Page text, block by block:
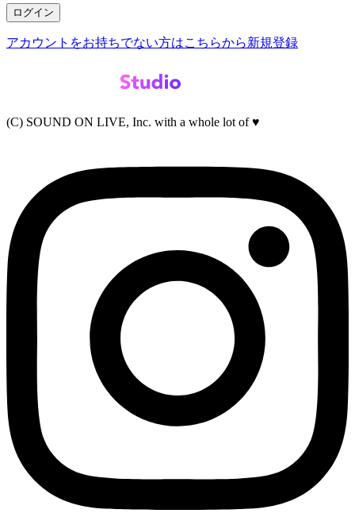
ログイン
アカウントをお持ちでない方はこちらから新規登録
(C) SOUND ON LIVE, Inc. with a whole lot of ♥